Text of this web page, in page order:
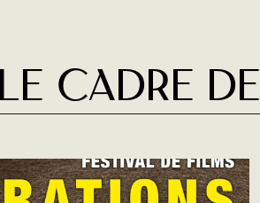
cadre de